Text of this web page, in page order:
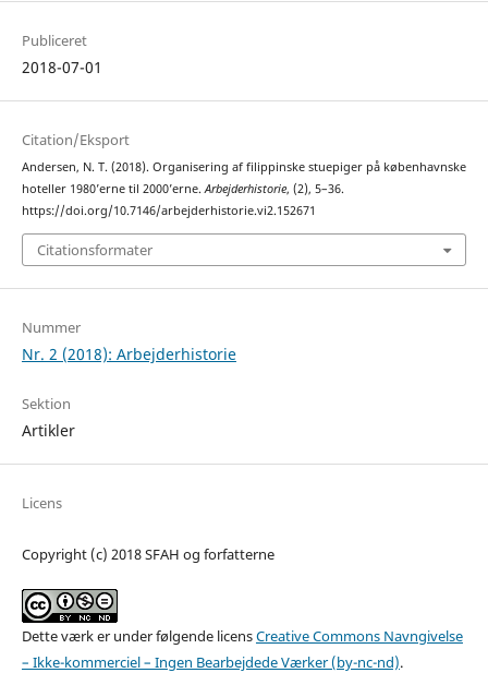
Publiceret
2018-07-01
Citation/Eksport
Andersen, N. T. (2018). Organisering af filippinske stuepiger på københavnske
hoteller 1980’erne til 2000’erne.Arbejderhistorie, (2), 5–36.
https://doi.org/10.7146/arbejderhistorie.vi2.152671
Citationsformater
Nummer
Nr. 2 (2018): Arbejderhistorie
Sektion
Artikler
Licens
Copyright (c) 2018 SFAH og forfatterne
Dette værk er under følgende licensCreative Commons Navngivelse
– Ikke-kommerciel – Ingen Bearbejdede Værker (by-nc-nd).